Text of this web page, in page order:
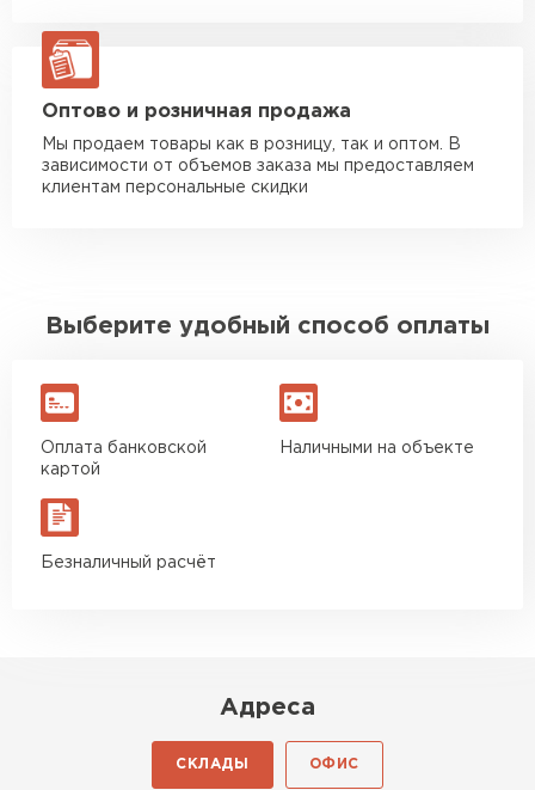
макс. длина груза 13,5 м
ЗАКАЗАТЬ С ДОСТАВКОЙ
Оптово и розничная продажа
Мы продаем товары как в розницу, так и оптом. В
зависимости от объемов заказа мы предоставляем
клиентам персональные скидки
Выберите удобный способ оплаты
Оплата банковской
картой
Наличными на объекте
Безналичный расчёт
Адреса
СКЛАДЫ ОФИС